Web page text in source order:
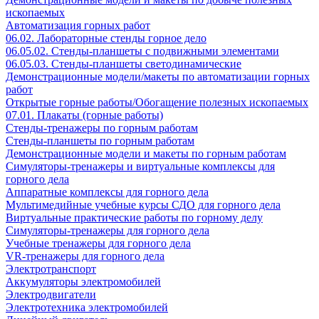
ископаемых
Автоматизация горных работ
06.02. Лабораторные стенды горное дело
06.05.02. Стенды-планшеты с подвижными элементами
06.05.03. Стенды-планшеты светодинамические
Демонстрационные модели/макеты по автоматизации горных
работ
Открытые горные работы/Обогащение полезных ископаемых
07.01. Плакаты (горные работы)
Стенды-тренажеры по горным работам
Стенды-планшеты по горным работам
Демонстрационные модели и макеты по горным работам
Симуляторы-тренажеры и виртуальные комплексы для
горного дела
Аппаратные комплексы для горного дела
Мультимедийные учебные курсы СДО для горного дела
Виртуальные практические работы по горному делу
Симуляторы-тренажеры для горного дела
Учебные тренажеры для горного дела
VR-тренажеры для горного дела
Электротранспорт
Аккумуляторы электромобилей
Электродвигатели
Электротехника электромобилей